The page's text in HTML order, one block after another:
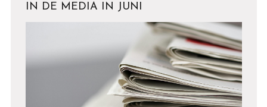
IN DE MEDIA IN JUNI